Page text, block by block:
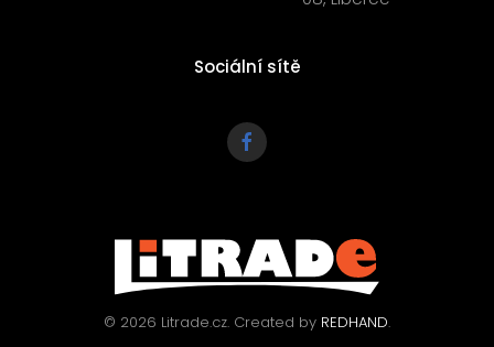
Sociální sítě
© 2026 Litrade.cz. Created by REDHAND.